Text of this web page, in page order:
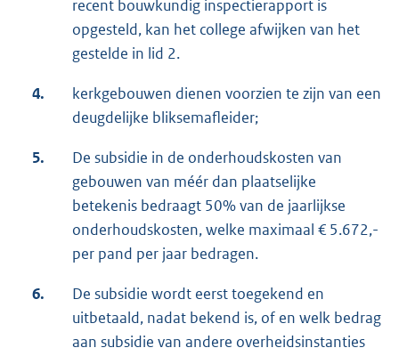
recent bouwkundig inspectierapport is
opgesteld, kan het college afwijken van het
gestelde in lid 2.
4.
kerkgebouwen dienen voorzien te zijn van een
deugdelijke bliksemafleider;
5.
De subsidie in de onderhoudskosten van
gebouwen van méér dan plaatselijke
betekenis bedraagt 50% van de jaarlijkse
onderhoudskosten, welke maximaal € 5.672,-
per pand per jaar bedragen.
6.
De subsidie wordt eerst toegekend en
uitbetaald, nadat bekend is, of en welk bedrag
aan subsidie van andere overheidsinstanties